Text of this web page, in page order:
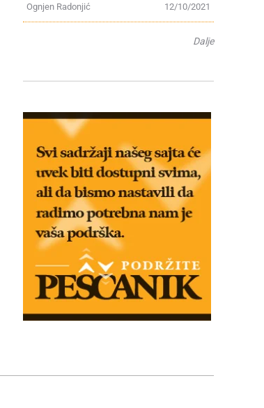
12/10/2021
Ognjen Radonjić
Dalje